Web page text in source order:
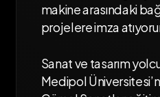
makine arasındaki
projelere imza
Sanat ve tasarım
Medipol